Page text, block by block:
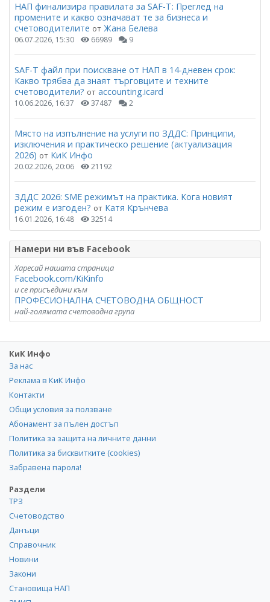
НАП финализира правилата за SAF-T: Преглед на
промените и какво означават те за бизнеса и
счетоводителите от Жана Белева
06.07.2026, 15:30 66989 9
SAF-T файл при поискване от НАП в 14-дневен срок:
Какво трябва да знаят търговците и техните
счетоводители? от accounting.icard
10.06.2026, 16:37 37487 2
Място на изпълнение на услуги по ЗДДС: Принципи,
изключения и практическо решение (актуализация
2026) от КиК Инфо
20.02.2026, 20:06 21192
ЗДДС 2026: SME режимът на практика. Кога новият
режим е изгоден? от Катя Крънчева
16.01.2026, 16:48 32514
Намери ни във Facebook
Харесай нашата страница
Facebook.com/KiKinfo
и се присъедини към
ПРОФЕСИОНАЛНА СЧЕТОВОДНА ОБЩНОСТ
най-голямата счетоводна група
КиК Инфо
За нас
Реклама в КиК Инфо
Контакти
Общи условия за ползване
Абонамент за пълен достъп
Политика за защита на личните данни
Политика за бисквитките (cookies)
Забравена парола!
Раздели
ТРЗ
Счетоводство
Данъци
Справочник
Новини
Закони
Становища НАП